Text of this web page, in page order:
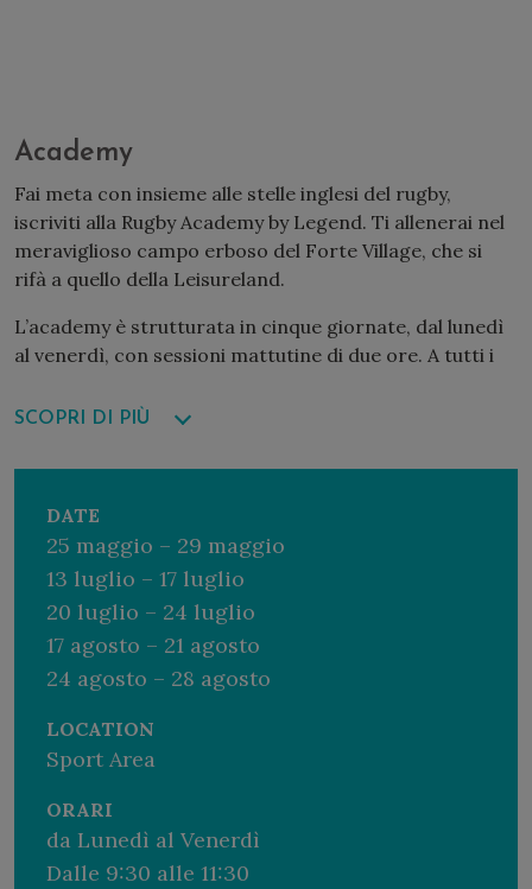
DATE
25 maggio – 29 maggio
13 luglio – 17 luglio
20 luglio – 24 luglio
17 agosto – 21 agosto
24 agosto – 28 agosto
LOCATION
Sport Area
ORARI
da Lunedì al Venerdì
Dalle 9:30 alle 11:30
SCOPRI DI PIÙ
Academy
Fai meta con insieme alle stelle inglesi del rugby,
iscriviti alla Rugby Academy by Legend. Ti allenerai nel
meraviglioso campo erboso del Forte Village, che si
rifà a quello della Leisureland.
L’academy è strutturata in cinque giornate, dal lunedì
al venerdì, con sessioni mattutine di due ore. A tutti i
Leggende precedenti:
Kit
Al momento dell’iscrizione, riceverai il magnifico
Rugby Academy Kit.
Per ulteriori informazioni chiama il +39 070 9218818 o
scrivi aholiday@fortevillage.com
Se sei ospite del Resort e desideri prenotare l’Academy,